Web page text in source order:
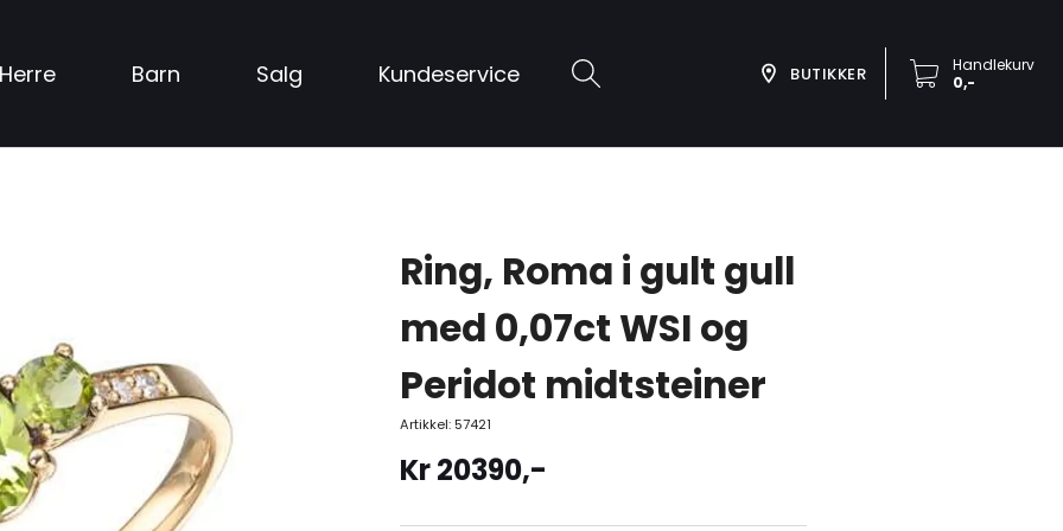
Barn Salg Kundeservice BUTIKKER
Handlekurv
0,-
Ring, Roma i gult gull
med 0,07ct WSI og
Peridot midtsteiner
Artikkel:57421
Kr20390,-